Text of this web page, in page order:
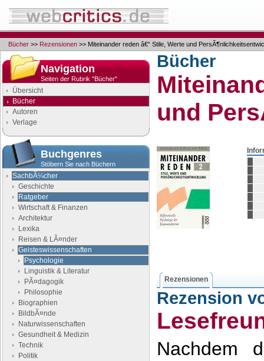
Bücher >> Rezensionen >> Miteinander reden â€“ Stile, Werte und
Navigation
Seiten der Rubrik "Bücher"
Übersicht
Bücher
Autoren
Verlage
Buchgenres
Stöbern Sie nach Büchern
SachbÃ¼cher
Geschichte
Ratgeber
Wirtschaft & Finanzen
Architektur
Lexika
Reisen & LÃ¤nder
Geisteswissenschaften
Psychologie
Linguistik & Literatur
PÃ¤dagogik
Philosophie
Biographien
BildbÃ¤nde
Naturwissenschaften
Gesundheit & Medizin
Technik
Politik
Bücher
und
Rezensionen
Rezension
Nachdem